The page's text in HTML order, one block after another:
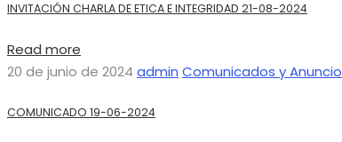
INVITACIÓN CHARLA DE ETICA E INTEGRIDAD 21-08-2024
Read more
20 de junio de 2024 admin Comunicados y
COMUNICADO 19-06-2024